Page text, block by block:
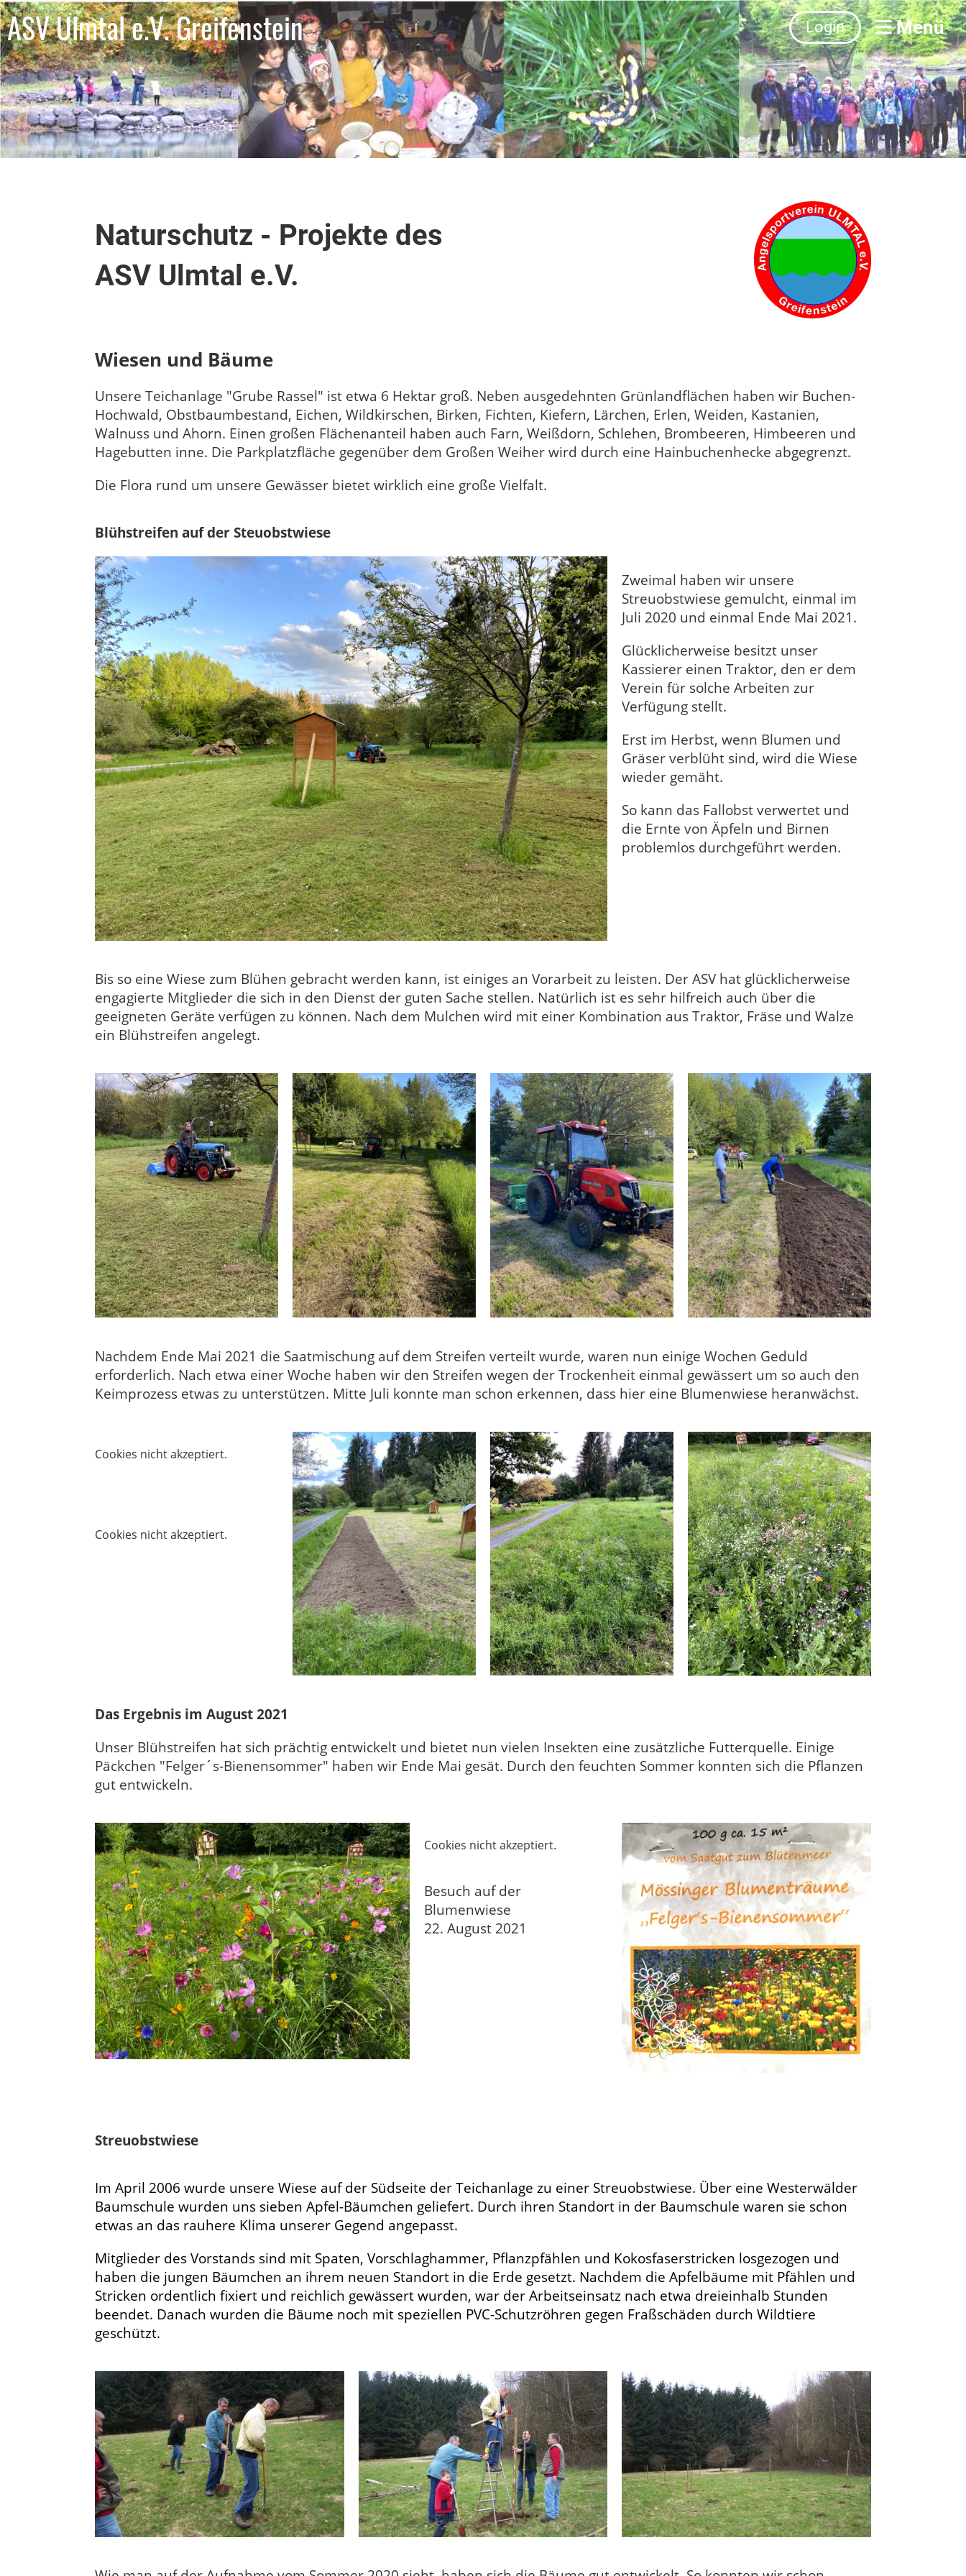
ASV Ulmtal e.V. Greifenstein Login Menü
Naturschutz - Projekte des
ASV Ulmtal e.V.
Wiesen und Bäume
Unsere Teichanlage "Grube Rassel" ist etwa 6 Hektar groß. Neben ausgedehnten Grünlandflächen haben wir Buchen-
Hochwald, Obstbaumbestand, Eichen, Wildkirschen, Birken, Fichten, Kiefern, Lärchen, Erlen, Weiden, Kastanien,
Walnuss und Ahorn. Einen großen Flächenanteil haben auch Farn, Weißdorn, Schlehen, Brombeeren, Himbeeren und
Hagebutten inne. Die Parkplatzfläche gegenüber dem Großen Weiher wird durch eine Hainbuchenhecke abgegrenzt.
Die Flora rund um unsere Gewässer bietet wirklich eine große Vielfalt.
Blühstreifen auf der Steuobstwiese
Zweimal haben wir unsere
Streuobstwiese gemulcht, einmal im
Juli 2020 und einmal Ende Mai 2021.
Glücklicherweise besitzt unser
Kassierer einen Traktor, den er dem
Verein für solche Arbeiten zur
Verfügung stellt.
Erst im Herbst, wenn Blumen und
Gräser verblüht sind, wird die Wiese
wieder gemäht.
So kann das Fallobst verwertet und
die Ernte von Äpfeln und Birnen
problemlos durchgeführt werden.
Bis so eine Wiese zum Blühen gebracht werden kann, ist einiges an Vorarbeit zu leisten. Der ASV hat glücklicherweise
engagierte Mitglieder die sich in den Dienst der guten Sache stellen. Natürlich ist es sehr hilfreich auch über die
geeigneten Geräte verfügen zu können. Nach dem Mulchen wird mit einer Kombination aus Traktor, Fräse und Walze
ein Blühstreifen angelegt.
Nachdem Ende Mai 2021 die Saatmischung auf dem Streifen verteilt wurde, waren nun einige Wochen Geduld
erforderlich. Nach etwa einer Woche haben wir den Streifen wegen der Trockenheit einmal gewässert um so auch den
Keimprozess etwas zu unterstützen. Mitte Juli konnte man schon erkennen, dass hier eine Blumenwiese heranwächst.
Cookies nicht akzeptiert.
Cookies nicht akzeptiert.
Das Ergebnis im August 2021
Unser Blühstreifen hat sich prächtig entwickelt und bietet nun vielen Insekten eine zusätzliche Futterquelle. Einige
Päckchen "Felger´s-Bienensommer" haben wir Ende Mai gesät. Durch den feuchten Sommer konnten sich die Pflanzen
gut entwickeln.
Cookies nicht akzeptiert.
Besuch auf der
Blumenwiese
22. August 2021
Streuobstwiese
Im April 2006 wurde unsere Wiese auf der Südseite der Teichanlage zu einer Streuobstwiese. Über eine Westerwälder
Baumschule wurden uns sieben Apfel-Bäumchen geliefert. Durch ihren Standort in der Baumschule waren sie schon
etwas an das rauhere Klima unserer Gegend angepasst.
Mitglieder des Vorstands sind mit Spaten, Vorschlaghammer, Pflanzpfählen und Kokosfaserstricken losgezogen und
haben die jungen Bäumchen an ihrem neuen Standort in die Erde gesetzt. Nachdem die Apfelbäume mit Pfählen und
Stricken ordentlich fixiert und reichlich gewässert wurden, war der Arbeitseinsatz nach etwa dreieinhalb Stunden
beendet. Danach wurden die Bäume noch mit speziellen PVC-Schutzröhren gegen Fraßschäden durch Wildtiere
geschützt.